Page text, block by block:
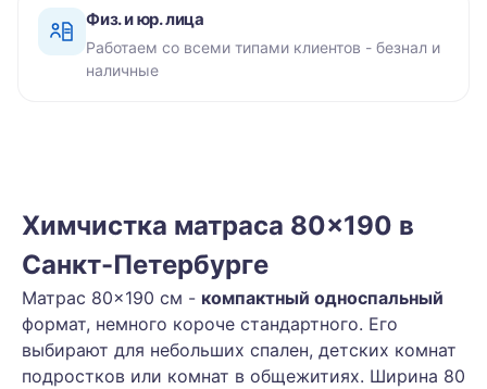
Физ. и юр. лица
Работаем со всеми типами клиентов - безнал и
наличные
Химчистка матраса 80×190 в
Санкт-Петербурге
Матрас 80×190 см - компактный односпальный
формат, немного короче стандартного. Его
выбирают для небольших спален, детских комнат
подростков или комнат в общежитиях. Ширина 80